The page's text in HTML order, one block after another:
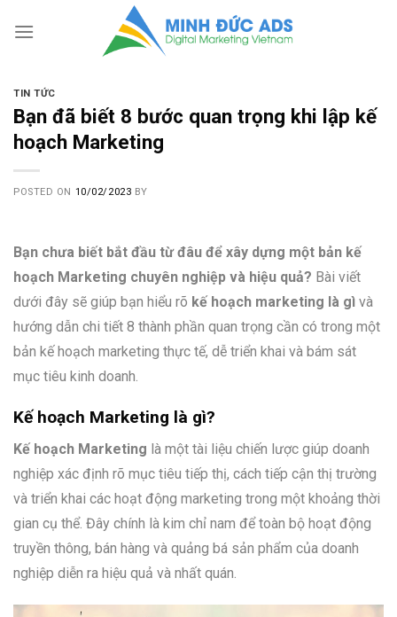
TIN TỨC
Bạn đã biết 8 bước quan trọng khi lập kế
hoạch Marketing
POSTED ON 10/02/2023 BY
Bạn chưa biết bắt đầu từ đâu để xây dựng một bản kế
hoạch Marketing chuyên nghiệp và hiệu quả? Bài viết
dưới đây sẽ giúp bạn hiểu rõ kế hoạch marketing là gì và
hướng dẫn chi tiết 8 thành phần quan trọng cần có trong một
bản kế hoạch marketing thực tế, dễ triển khai và bám sát
mục tiêu kinh doanh.
Kế hoạch Marketing là gì?
Kế hoạch Marketing là một tài liệu chiến lược giúp doanh
nghiệp xác định rõ mục tiêu tiếp thị, cách tiếp cận thị trường
và triển khai các hoạt động marketing trong một khoảng thời
gian cụ thể. Đây chính là kim chỉ nam để toàn bộ hoạt động
truyền thông, bán hàng và quảng bá sản phẩm của doanh
nghiệp diễn ra hiệu quả và nhất quán.